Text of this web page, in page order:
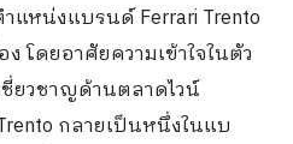
ำแหน่งแบรนด์Ferrari Trento
โดยอาศัยความเข้าใจในตัว
ยวชาญด้านตลาดไวน์
กลายเป็นหนึ่งในแบ